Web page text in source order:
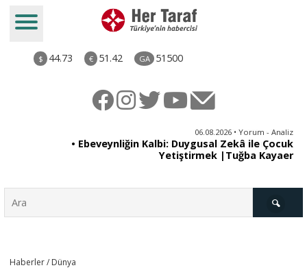
$ 44.73 € 51.42 GA 51500
06.08.2026 • Yorum - Analiz
• Ebeveynliğin Kalbi: Duygusal Zekâ ile Çocuk
Yetiştirmek |Tuğba Kayaer
Haberler / Dünya